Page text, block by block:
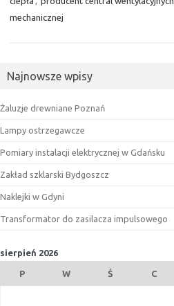
mechanicznej
Najnowsze wpisy
Żaluzje drewniane Poznań
Lampy ostrzegawcze
Pomiary instalacji elektrycznej w Gdańsku
Zakład szklarski Bydgoszcz
Naklejki w Gdyni
Transformator do zasilacza impulsowego
sierpień 2026
P W Ś C